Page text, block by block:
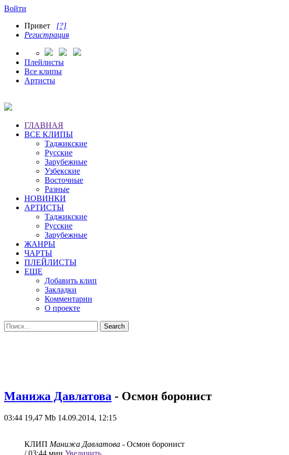
Войти
Привет [?]
Регистрация
Плейлисты
Все клипы
Артисты
ГЛАВНАЯ
ВСЕ КЛИПЫ
Таджикские
Русские
Зарубежные
Узбекские
Восточные
Разные
НОВИНКИ
АРТИСТЫ
Таджикские
Русские
Зарубежные
ЖАНРЫ
ЧАРТЫ
ПЛЕЙЛИСТЫ
ЕЩЕ
Добавить клип
Закладки
Комментарии
О проекте
Манижа Давлатова - Осмон боронист
03:44 19,47 Mb 14.09.2014, 12:15
КЛИП Манижа Давлатова - Осмон боронист
/ 03:44 мин Увеличить